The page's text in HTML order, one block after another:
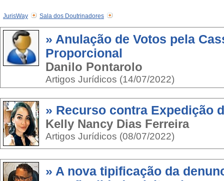
JurisWay Sala dos Doutrinadores
» Anulação de Votos pela
Proporcional
Danilo Pontarolo
Artigos Jurídicos (14/07/2022)
» Recurso contra Expedição
Kelly Nancy Dias Ferreira
Artigos Jurídicos (08/07/2022)
» A nova tipificação da